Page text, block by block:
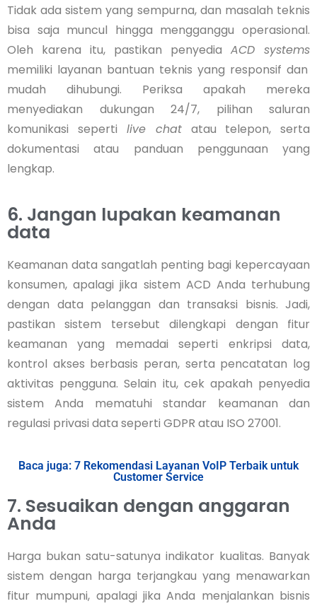
Tidak ada sistem yang sempurna, dan masalah teknis
bisa saja muncul hingga mengganggu operasional.
Oleh karena itu, pastikan penyedia ACD systems
memiliki layanan bantuan teknis yang responsif dan
mudah dihubungi. Periksa apakah mereka
menyediakan dukungan 24/7, pilihan saluran
komunikasi seperti live chat atau telepon, serta
dokumentasi atau panduan penggunaan yang
lengkap.
6. Jangan lupakan keamanan
data
Keamanan data sangatlah penting bagi kepercayaan
konsumen, apalagi jika sistem ACD Anda terhubung
dengan data pelanggan dan transaksi bisnis. Jadi,
pastikan sistem tersebut dilengkapi dengan fitur
keamanan yang memadai seperti enkripsi data,
kontrol akses berbasis peran, serta pencatatan log
aktivitas pengguna. Selain itu, cek apakah penyedia
sistem Anda mematuhi standar keamanan dan
regulasi privasi data seperti GDPR atau ISO 27001.
Baca juga: 7 Rekomendasi Layanan VoIP Terbaik untuk
Customer Service
7. Sesuaikan dengan anggaran
Anda
Harga bukan satu-satunya indikator kualitas. Banyak
sistem dengan harga terjangkau yang menawarkan
fitur mumpuni, apalagi jika Anda menjalankan bisnis